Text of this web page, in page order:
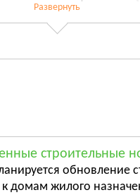
Батурин
Развернуть
строительные
домам жилого